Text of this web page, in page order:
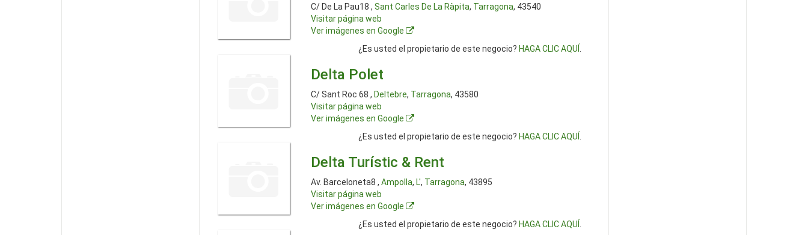
C/ De La Pau18 , Sant Carles De La Ràpita, Tarragona, 43540
Visitar página web
Ver imágenes en Google
¿Es usted el propietario de este negocio? HAGA CLIC AQUÍ
Delta Polet
C/ Sant Roc 68 , Deltebre, Tarragona, 43580
Visitar página web
Ver imágenes en Google
¿Es usted el propietario de este negocio? HAGA CLIC AQUÍ
Delta Turístic & Rent
Av. Barceloneta8 , Ampolla, L', Tarragona, 43895
Visitar página web
Ver imágenes en Google
¿Es usted el propietario de este negocio? HAGA CLIC AQUÍ